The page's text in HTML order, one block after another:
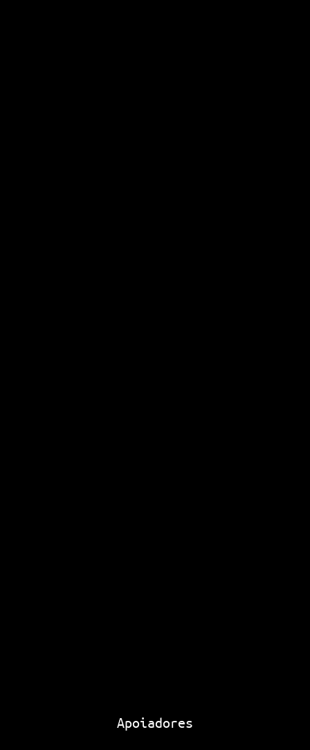
Apoiadores